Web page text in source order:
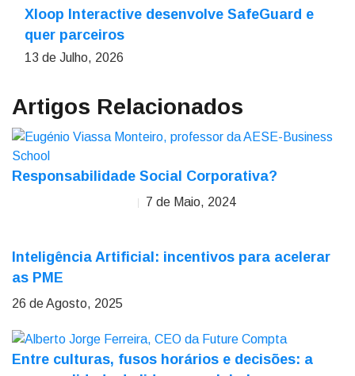
Xloop Interactive desenvolve SafeGuard e
quer parceiros
13 de Julho, 2026
Artigos Relacionados
Responsabilidade Social Corporativa?
7 de Maio, 2024
Inteligência Artificial: incentivos para acelerar
as PME
26 de Agosto, 2025
Entre culturas, fusos horários e decisões: a